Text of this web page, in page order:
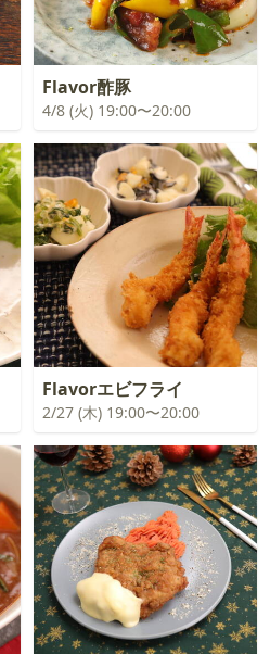
Flavor酢豚
4/8 (火) 19:00〜20:00
Flavorエビフライ
2/27 (木) 19:00〜20:00